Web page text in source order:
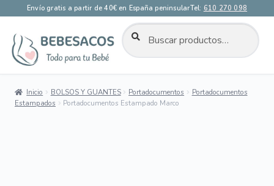
Envío gratis a partir de 40€ en España peninsularTel: 610 270 098
navegación
Buscar
por:
BUSCAR
Inicio BOLSOS Y GUANTES Portadocumentos
Portadocumentos
Estampados
Portadocumentos Estampado Marco